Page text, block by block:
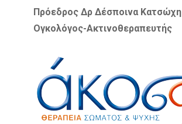
Πρόεδρος Δρ Δέσποινα Κατσώχη
Ογκολόγος-Ακτινοθεραπευτής